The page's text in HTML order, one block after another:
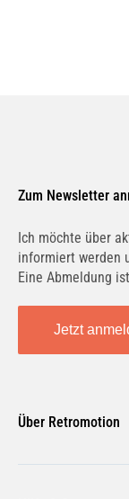
Zum Newsletter
Ich möchte über
informiert werden
Eine Abmeldung
Jetzt
Über Retromotion